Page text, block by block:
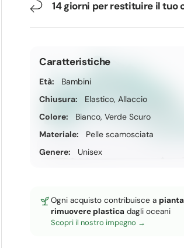
14 giorni per restituire il tuo
Caratteristiche
Età:
Bambini
Chiusura:
Elastico, Allaccio
Colore:
Bianco, Verde Scuro
Materiale:
Pelle scamosciata
Genere:
Unisex
Ogni acquisto contribuisce a
rimuovere plastica dagli oceani
Scopri il nostro impegno